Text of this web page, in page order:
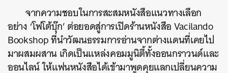
จากความชอบในการสะสมหนังสือแนวทางเลือก
อย่าง ‘โฟโต้บุ๊ก’ ต่อยอดสู่การเปิดร้านหนังสือ Vacilando
Bookshop ที่นำวัฒนธรรมการอ่านจากต่างแดนที่เคยไป
มาผสมผสาน เกิดเป็นแหล่งคอมมูนิตี้ทั้งออนกราวนด์และ
ออนไลน์ ให้แฟนหนังสือได้เข้ามาพูดคุยแลกเปลี่ยนความ